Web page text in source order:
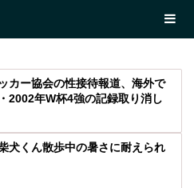
カー協会の性接待報道、海外で
2002年W杯4強の記録取り消し
犬くん散歩中の暑さに耐えられ